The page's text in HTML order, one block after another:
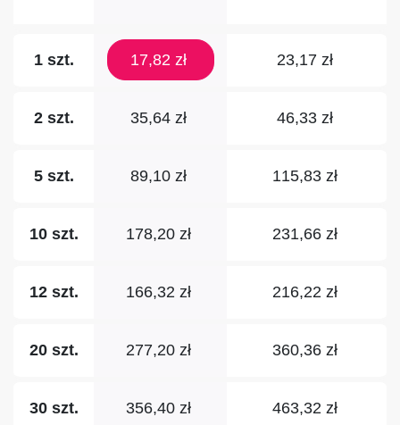
1 szt. 17,82 zł 23,17 zł
2 szt. 35,64 zł 46,33 zł
5 szt. 89,10 zł 115,83 zł
10 szt. 178,20 zł 231,66 zł
12 szt. 166,32 zł 216,22 zł
20 szt. 277,20 zł 360,36 zł
30 szt. 356,40 zł 463,32 zł